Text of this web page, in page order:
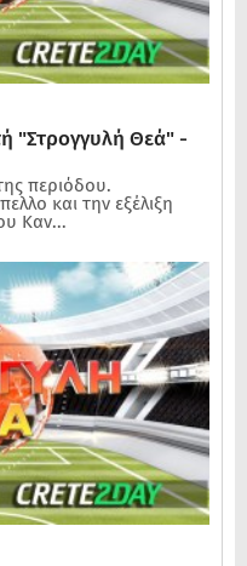
"Στρογγυλή Θεά" -
περιόδου.
και την εξέλιξη
Καν...